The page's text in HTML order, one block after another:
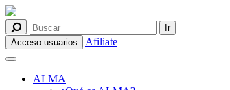
Acceso usuarios Afiliate
ALMA